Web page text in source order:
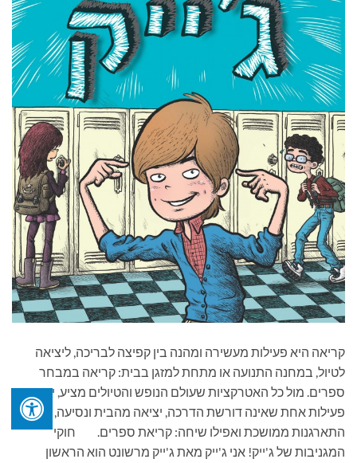
קריאה היא פעילות מעשירה ומהנה בין קפיצה לבריכה, ליציאה
לטיול, במחנה התנועה או מתחת למזגן בבית: קריאה במבחר
ספרים. מול כל האטרקציות שעולם הנופש והטיולים מציע, יש
פעילות אחת שאינה דורשת הדרכה, יציאה מהבית ונסיעה,
התארגנות ממושכת ואפילו שיחה: קריאת ספרים. חוקי
המגניבות של ג'ייק! אני ג'ייק מאת ג'ייק מרשונט הוא הראשון